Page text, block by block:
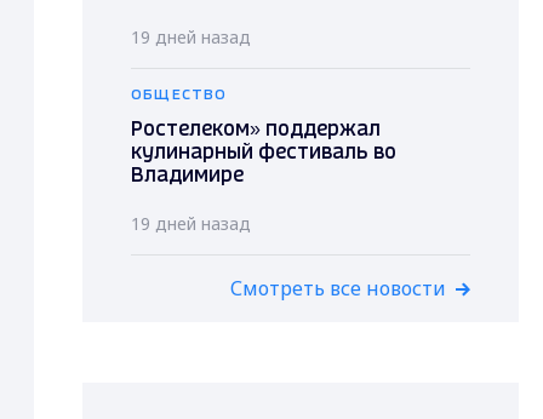
19 дней назад
ОБЩЕСТВО
Ростелеком» поддержал
кулинарный фестиваль во
Владимире
19 дней назад
Смотреть все новости